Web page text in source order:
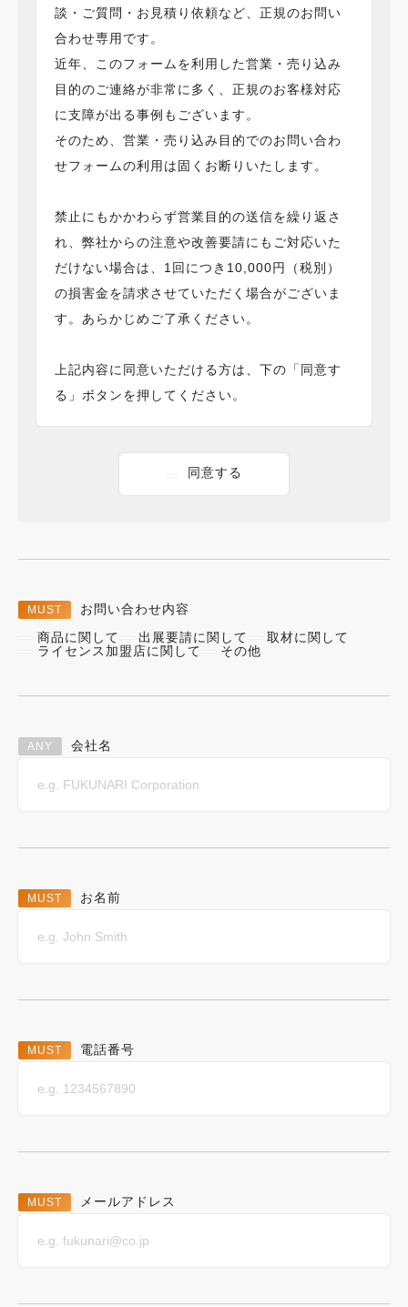
談・ご質問・お見積り依頼など、正規のお問い
合わせ専用です。
近年、このフォームを利用した営業・売り込み
目的のご連絡が非常に多く、正規のお客様対応
に支障が出る事例もございます。
そのため、営業・売り込み目的でのお問い合わ
せフォームの利用は固くお断りいたします。
禁止にもかかわらず営業目的の送信を繰り返さ
れ、弊社からの注意や改善要請にもご対応いた
だけない場合は、1回につき10,000円（税別）
の損害金を請求させていただく場合がございま
す。あらかじめご了承ください。
上記内容に同意いただける方は、下の「同意す
る」ボタンを押してください。
同意する
お問い合わせ内容
商品に関して
出展要請に関して
取材に関して
ライセンス加盟店に関して
その他
会社名
お名前
電話番号
メールアドレス